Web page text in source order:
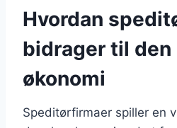
Hvordan
bidrager til den
økonomi
Speditørfirmaer spiller en